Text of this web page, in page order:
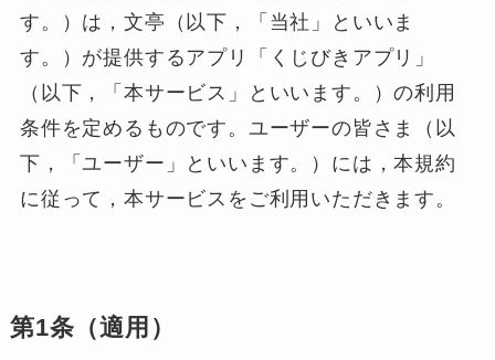
す。）は，文亭（以下，「当社」といいま
す。）が提供するアプリ「くじびきアプリ」
（以下，「本サービス」といいます。）の利用
条件を定めるものです。ユーザーの皆さま（以
下，「ユーザー」といいます。）には，本規約
に従って，本サービスをご利用いただきます。
第1条（適用）